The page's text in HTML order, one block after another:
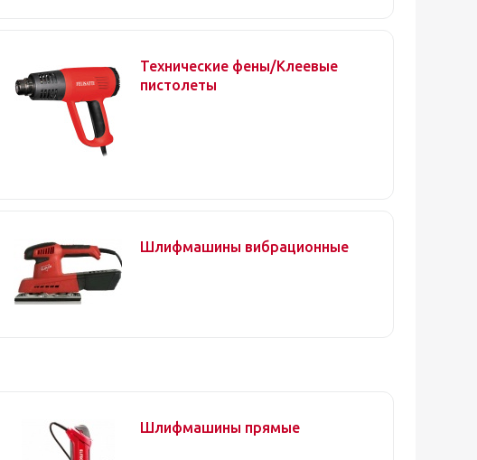
Технические фены/Клеевые
пистолеты
Шлифмашины вибрационные
Шлифмашины прямые